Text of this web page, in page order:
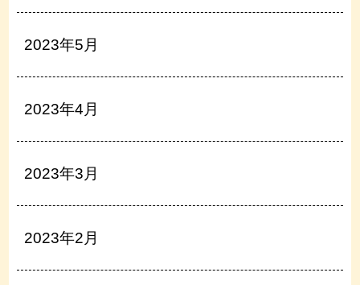
2023年5月
2023年4月
2023年3月
2023年2月